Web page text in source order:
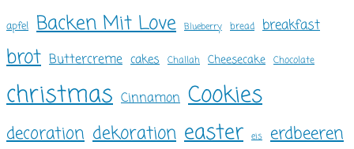
apfel Backen Mit Love Blueberry bread breakfast
brot Buttercreme cakes Challah Cheesecake Chocolate
christmas Cinnamon Cookies
decoration dekoration easter eis erdbeeren